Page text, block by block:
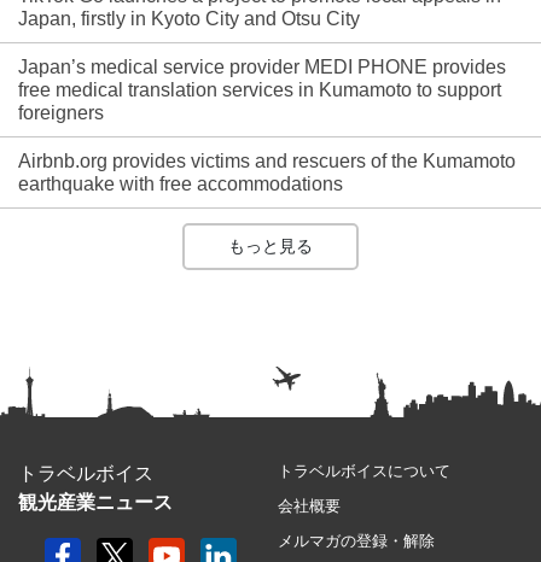
Japan, firstly in Kyoto City and Otsu City
Japan’s medical service provider MEDI PHONE provides
free medical translation services in Kumamoto to support
foreigners
Airbnb.org provides victims and rescuers of the Kumamoto
earthquake with free accommodations
もっと見る
トラベルボイス
観光産業ニュース
トラベルボイスについて
会社概要
メルマガの登録・解除